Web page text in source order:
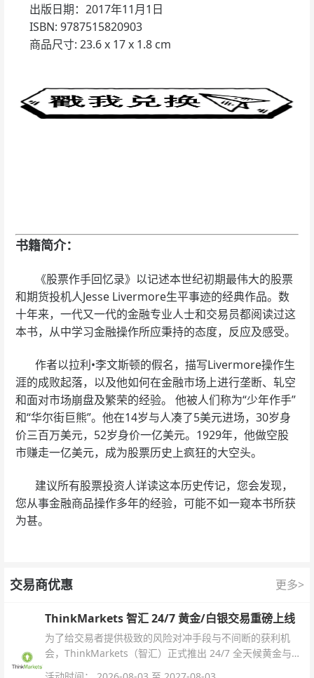
出版日期：2017年11月1日
ISBN: 9787515820903
商品尺寸: 23.6 x 17 x 1.8 cm
书籍简介：
《股票作手回忆录》以记述本世纪初期最伟大的股票
和期货投机人Jesse Livermore生平事迹的经典作品。数
十年来，一代又一代的金融专业人士和交易员都阅读过这
本书，从中学习金融操作所应秉持的态度，反应及感受。
作者以拉利•李文斯顿的假名，描写Livermore操作生
涯的成败起落，以及他如何在金融市场上进行垄断、轧空
和面对市场崩盘及繁荣的经验。 他被人们称为“少年作手”
和“华尔街巨熊”。他在14岁与人凑了5美元进场，30岁身
价三百万美元，52岁身价一亿美元。1929年，他做空股
市赚走一亿美元，成为股票历史上疯狂的大空头。
建议所有股票投资人详读这本历史传记，您会发现，
您从事金融商品操作多年的经验，可能不如一窥本书所获
为甚。
交易商优惠 更多>
ThinkMarkets 智汇 24/7 黄金/白银交易重磅上线
为了给交易者提供极致的风险对冲手段与不间断的获利机
会，ThinkMarkets（智汇）正式推出 24/7 全天候黄金与白